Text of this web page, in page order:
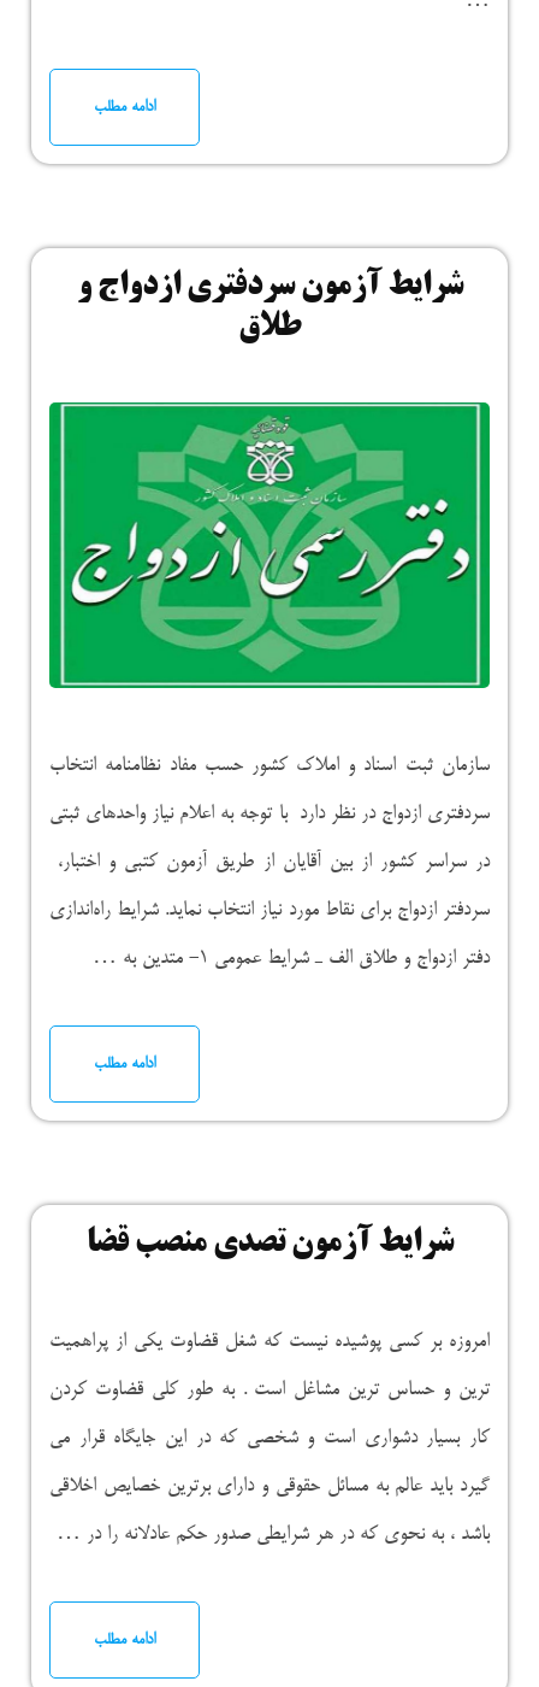
ادامه مطلب
شرایط آزمون سردفتری ازدواج و
طلاق
سازمان ثبت اسناد و املاک کشور حسب مفاد نظامنامه انتخاب
سردفتری ازدواج در نظر دارد با توجه به اعلام نیاز واحدهای ثبتی
در سراسر کشور از بین آقایان از طریق آزمون کتبی و اختبار،
سردفتر ازدواج برای نقاط مورد نیاز انتخاب نماید. شرایط راه‌اندازی
دفتر ازدواج و طلاق الف ـ شرایط عمومی ۱- متدین به …
ادامه مطلب
شرایط آزمون تصدی منصب قضا
امروزه بر کسی پوشیده نیست که شغل قضاوت یکی از پراهمیت
ترین و حساس ترین مشاغل است . به طور کلی قضاوت کردن
کار بسیار دشواری است و شخصی که در این جایگاه قرار می
گیرد باید عالم به مسائل حقوقی و دارای برترین خصایص اخلاقی
باشد ، به نحوی که در هر شرایطی صدور حکم عادلانه را در …
ادامه مطلب